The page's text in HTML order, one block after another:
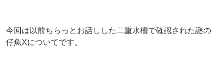
今回は以前ちらっとお話しした二重水槽で確認された謎の
仔魚Xについてです。